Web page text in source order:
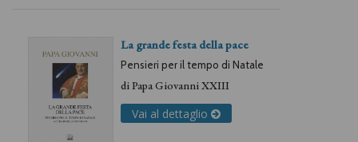
La grande festa della pace
Pensieri per il tempo di Natale
diPapa Giovanni XXIII
Vai al dettaglio